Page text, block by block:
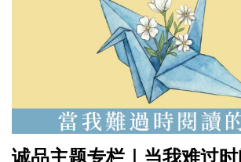
诚品主题专栏｜当我难过